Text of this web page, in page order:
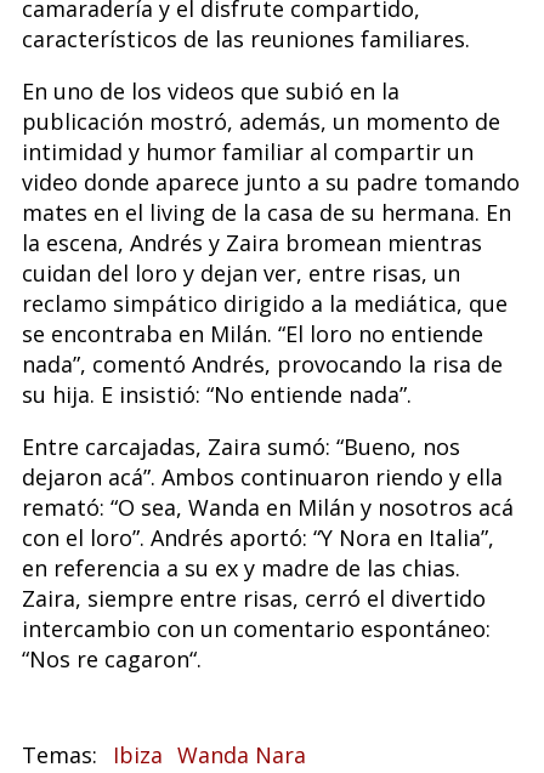
camaradería y el disfrute compartido,
característicos de las reuniones familiares.
En uno de los videos que subió en la
publicación mostró, además, un momento de
intimidad y humor familiar al compartir un
video donde aparece junto a su padre tomando
mates en el living de la casa de su hermana. En
la escena, Andrés y Zaira bromean mientras
cuidan del loro y dejan ver, entre risas, un
reclamo simpático dirigido a la mediática, que
se encontraba en Milán. “El loro no entiende
nada”, comentó Andrés, provocando la risa de
su hija. E insistió: “No entiende nada”.
Entre carcajadas, Zaira sumó: “Bueno, nos
dejaron acá”. Ambos continuaron riendo y ella
remató: “O sea, Wanda en Milán y nosotros acá
con el loro”. Andrés aportó: “Y Nora en Italia”,
en referencia a su ex y madre de las chias.
Zaira, siempre entre risas, cerró el divertido
intercambio con un comentario espontáneo:
“Nos re cagaron“.
Ibiza Wanda Nara